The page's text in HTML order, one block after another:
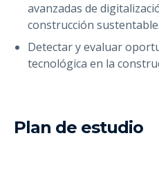
avanzadas de
construcción sustentable.
Detectar y evaluar
tecnológica en la
Plan de estudio